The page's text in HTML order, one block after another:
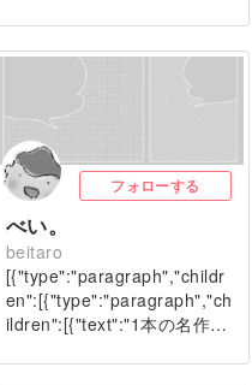
フォローする
べい。
beitaro
[{"type":"paragraph","childr
en":[{"type":"paragraph","ch
ildren":[{"text":"1本の名作…